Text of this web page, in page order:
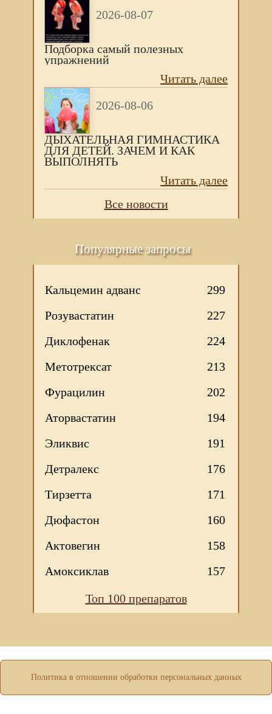
2026-08-07
Подборка самый полезных
упражнений
Читать далее
2026-08-06
ДЫХАТЕЛЬНАЯ ГИМНАСТИКА
ДЛЯ ДЕТЕЙ. ЗАЧЕМ И КАК
ВЫПОЛНЯТЬ
Читать далее
Все новости
Популярные запросы
Кальцемин адванс
299
Розувастатин
227
Диклофенак
224
Метотрексат
213
Фурацилин
202
Аторвастатин
194
Эликвис
191
Детралекс
176
Тирзетта
171
Дюфастон
160
Актовегин
158
Амоксиклав
157
Топ 100 препаратов
Политика в отношении обработки персональных данных
Мы используем файлы Сookie для корректной работы
использование файлов cookie. Если нет, то отключите
Cookies в настройках браузера.